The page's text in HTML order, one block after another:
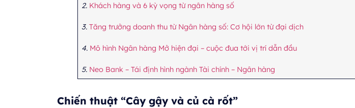
2. Khách hàng và 6 kỳ vọng từ ngân hàng số
3.Tăng trưởng doanh thu từ Ngân hàng số: Cơ hội lớn từ đại dịch
4. Mô hình Ngân hàng Mở hiện đại – cuộc đua tới vị trí dẫn đầu
5. Neo Bank – Tái định hình ngành Tài chính – Ngân hàng
Chiến thuật “Cây gậy và củ cà rốt”